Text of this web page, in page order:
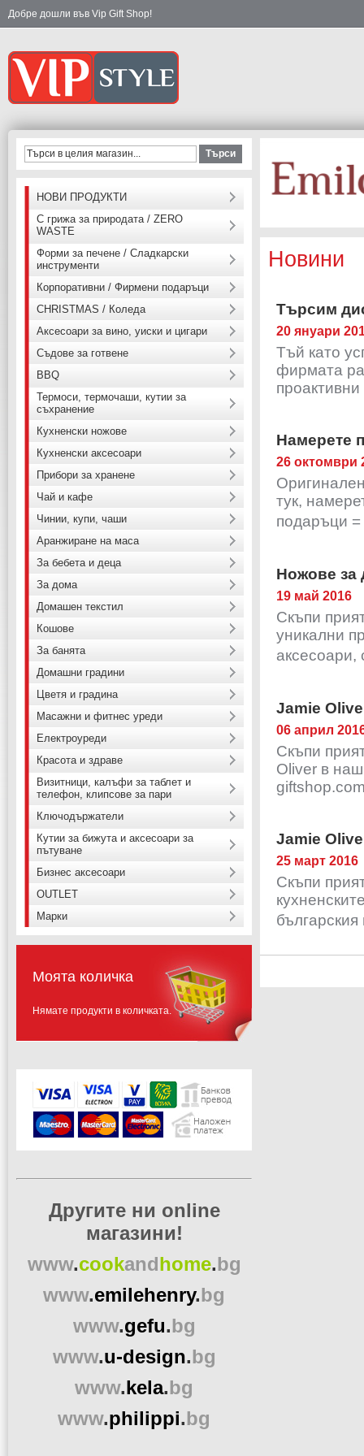
Добре дошли във Vip Gift Shop!
Новини
Търсим
20 януари
Тъй като
фирмата
Намерете
26 октомври
тук,
подаръци
Ножове за
19 май 2016
Скъпи
уникални
Jamie
06 април
Скъпи
Oliver в
Jamie
25 март 2016
Скъпи
Търси
НОВИ ПРОДУКТИ
С грижа за природата / ZERO
WASTE
Форми за печене / Сладкарски
инструменти
Корпоративни / Фирмени подаръци
CHRISTMAS / Коледа
Аксесоари за вино, уиски и цигари
Съдове за готвене
BBQ
Термоси, термочаши, кутии за
съхранение
Кухненски ножове
Кухненски аксесоари
Прибори за хранене
Чай и кафе
Чинии, купи, чаши
Аранжиране на маса
За бебета и деца
За дома
Домашен текстил
Кошове
За банята
Домашни градини
Цветя и градина
Масажни и фитнес уреди
Електроуреди
Красота и здраве
Визитници, калъфи за таблет и
телефон, клипсове за пари
Ключодържатели
Кутии за бижута и аксесоари за
пътуване
Бизнес аксесоари
OUTLET
Марки
Моята количка
Нямате продукти в количката.
Другите ни online
магазини!
www.cookandhome.bg
www.emilehenry.bg
www.gefu.bg
www.u-design.bg
www.kela.bg
www.philippi.bg